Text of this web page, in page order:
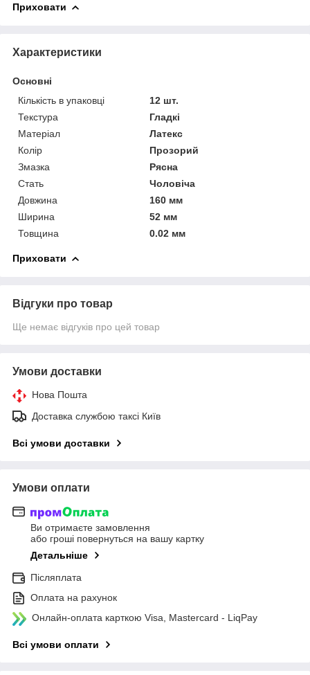
Приховати
Характеристики
Основні
Кількість в упаковці
12 шт.
Текстура
Гладкі
Матеріал
Латекс
Колір
Прозорий
Змазка
Рясна
Стать
Чоловіча
Довжина
160 мм
Ширина
52 мм
Товщина
0.02 мм
Приховати
Відгуки про товар
Ще немає відгуків про цей товар
Умови доставки
Нова Пошта
Доставка службою таксі Київ
Всі умови доставки
Умови оплати
Ви отримаєте замовлення
або гроші повернуться на вашу картку
Детальніше
Післяплата
Оплата на рахунок
Онлайн-оплата карткою Visa, Mastercard - LiqPay
Всі умови оплати